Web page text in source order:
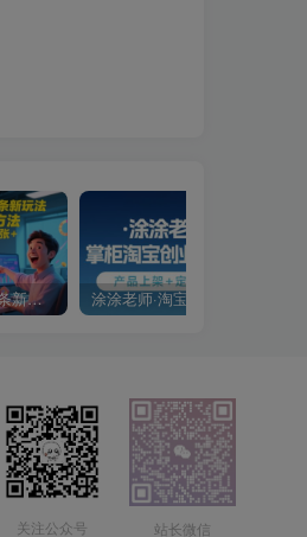
2025年今日头条新玩法，我用这个方法，一天挣了5张+
关注公众号 站长微信